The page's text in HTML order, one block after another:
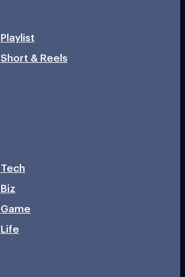
Playlist
Short & Reels
Tech
Biz
Game
Life